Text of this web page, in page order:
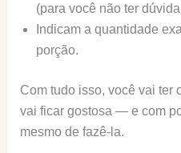
(para você não ter
Indicam a quantidade
porção.
Com tudo isso, você vai ter
vai ficar gostosa — e com
mesmo de fazê-la.